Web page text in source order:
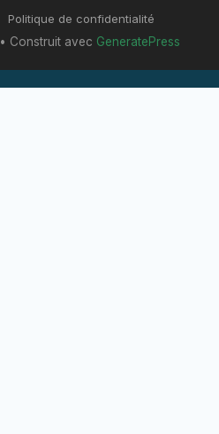
Politique de confidentialité
• Construit avec GeneratePress